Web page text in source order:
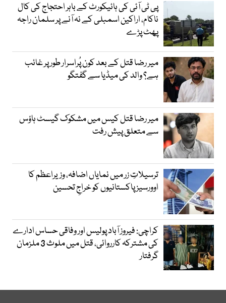
پی ٹی آئی کی ہائیکورٹ کے باہر احتجاج کی کال
ناکام، اراکین اسمبلی کے نہ آنے پر سلمان راجہ
پھٹ پڑے
میر رضا قتل کے بعد کون پُراسرار طور پر غائب
ہے؟ والد کی میڈیا سے گفتگو
میر رضا قتل کیس میں مشکوک گیسٹ ہاؤس
سے متعلق پیش رفت
ترسیلاتِ زر میں نمایاں اضافہ، وزیراعظم کا
اوورسیز پاکستانیوں کو خراجِ تحسین
کراچی: فیروز آباد پولیس اور وفاقی حساس ادارے
کی مشترکہ کارروائی، قتل میں ملوث 3 ملزمان
گرفتار